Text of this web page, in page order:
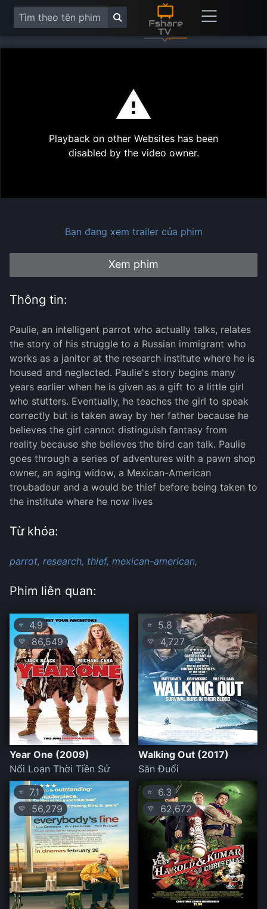
Play
Playback on other Websites has been
disabled by the video owner.
Bạn đang xem trailer của phim
Xem phim
Thông tin:
Paulie, an intelligent parrot who actually talks, relates
the story of his struggle to a Russian immigrant who
works as a janitor at the research institute where he is
housed and neglected. Paulie's story begins many
years earlier when he is given as a gift to a little girl
who stutters. Eventually, he teaches the girl to speak
correctly but is taken away by her father because he
believes the girl cannot distinguish fantasy from
reality because she believes the bird can talk. Paulie
goes through a series of adventures with a pawn shop
owner, an aging widow, a Mexican-American
troubadour and a would be thief before being taken to
the institute where he now lives
Từ khóa:
parrot, research, thief, mexican-american,
Phim liên quan:
⭐ 4.9
💛 86,549
Year One (2009)
Nổi Loạn Thời Tiền Sử
⭐ 5.8
💛 4,727
Walking Out (2017)
Săn Đuổi
⭐ 7.1
💛 56,279
⭐ 6.3
💛 62,672